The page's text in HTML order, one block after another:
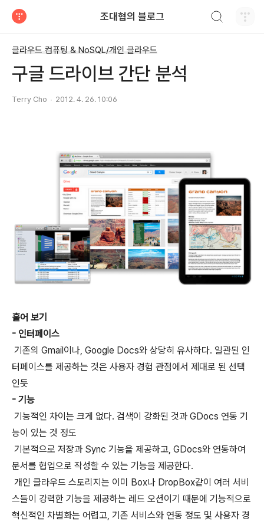
조대협의 블로그
클라우드 컴퓨팅 & NoSQL/개인 클라우드
구글 드라이브 간단 분석
Terry Cho 2012. 4. 26. 10:06
훝어 보기
- 인터페이스
기존의 Gmail이나, Google Docs와 상당히 유사하다. 일관된 인
터페이스를 제공하는 것은 사용자 경험 관점에서 제대로 된 선택
인듯
- 기능
기능적인 차이는 크게 없다. 검색이 강화된 것과 GDocs 연동 기
능이 있는 것 정도
기본적으로 저장과 Sync 기능을 제공하고, GDocs와 연동하여
문서를 협업으로 작성할 수 있는 기능을 제공한다.
개인 클라우드 스토리지는 이미 Box나 DropBox같이 여러 서비
스들이 강력한 기능을 제공하는 레드 오션이기 때문에 기능적으로
혁신적인 차별화는 어렵고, 기존 서비스와 연동 정도 및 사용자 경